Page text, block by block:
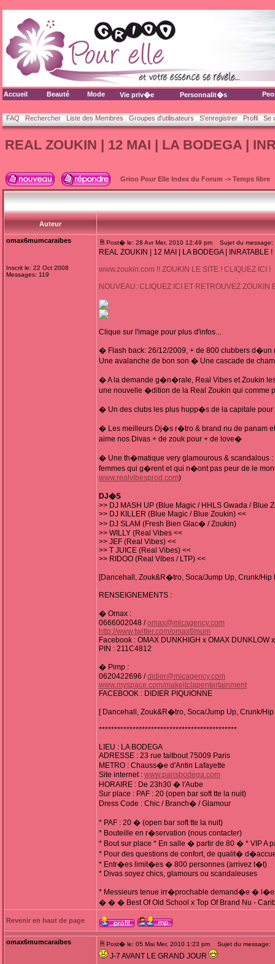
Accueil Beauté Mode Vie priv�e Personnalit�s
FAQ Rechercher Liste des Membres Groupes d'utilisateurs S'enregistrer Profil Se
REAL ZOUKIN | 12 MAI | LA BODEGA |
Grioo Pour Elle Index du Forum -> Temps libre
Auteur
omax6mumcaraibes
Inscrit le: 22 Oct 2008
Messages: 119
Post� le: 28 Avr Mer, 2010 12:49 pm Sujet du message:
REAL ZOUKIN | 12 MAI | LA BODEGA | INRATABLE !
www.zoukin.com !! ZOUKIN LE SITE ! CLIQUEZ ICI !
NOUVEAU: CLIQUEZ ICI ET RETROUVEZ ZOUKIN
Clique sur l'image pour plus d'infos...
� Flash back: 26/12/2009, + de 800 clubbers
Une avalanche de bon son � Une cascade de
� A la demande g�n�rale, Real Vibes et Zoukin
une nouvelle �dition de la Real Zoukin qui comme
� Un des clubs les plus hupp�s de la capitale
� Les meilleurs Dj�s r�tro & brand nu de panam
aime nos Divas + de zouk pour + de love�
� Une th�matique very glamourous & scandalous
femmes qui g�rent et qui n�ont pas peur de le
www.realvibesprod.com)
DJ�S
>> DJ MASH UP (Blue Magic / HHLS Gwada / Blue
>> DJ KILLER (Blue Magic / Blue Zoukin) <<
>> DJ SLAM (Fresh Bien Glac� / Zoukin)
>> WILLY (Real Vibes <<
>> JEF (Real Vibes) <<
>> T JUICE (Real Vibes) <<
>> RIDOO (Real Vibes / LTP) <<
[Dancehall, Zouk&R�tro, Soca/Jump Up, Crunk/
RENSEIGNEMENTS :
� Omax :
0666002048 /omax@micagency.com
http://www.twitter.com/omax6mum
Facebook : OMAX DUNKHIGH x OMAX DUNKLOW
PIN : 211C4812
� Pimp :
0620422696 /didier@micagency.com
www.myspace.com/makeitclapentertainment
FACEBOOK : DIDIER PIQUIONNE
[ Dancehall, Zouk&R�tro, Soca/Jump Up, Crunk/
*********************************************
LIEU : LA BODEGA
ADRESSE : 23 rue taitbout 75009 Paris
METRO : Chauss�e d'Antin Lafayette
Site internet : www.parisbodega.com
HORAIRE : De 23h30 � l'Aube
Sur place : PAF : 20 (open bar soft tte la nuit)
Dress Code : Chic / Branch� / Glamour
* PAF : 20 � (open bar soft tte la nuit)
* Bouteille en r�servation (nous contacter)
* Bout sur place * En salle � partir de 80 � * VIP A
* Pour des questions de confort, de qualit�
* Entr�es limit�es � 800 personnes (arrivez t�t)
* Divas soyez chics, glamours ou scandaleuses
* Messieurs tenue irr�prochable demand�e �
� � � Best Of Old School x Top Of Brand Nu -
Revenir en haut de page
omax6mumcaraibes Post� le: 05 Mai Mer, 2010 1:23 pm Sujet du message:
J-7 AVANT LE GRAND JOUR